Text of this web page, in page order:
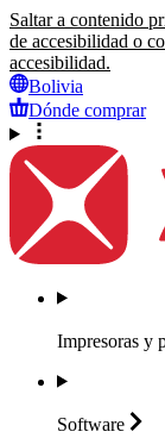
Saltar a contenido
de accesibilidad o
accesibilidad.
Bolivia
Dónde comprar
Impresoras y
Software